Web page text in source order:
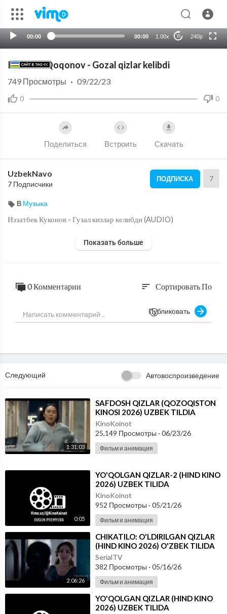
00:00 00:00 1.00x 10 240p
HD
Izzatbek Qoqonov - Gozal qizlar kelibdi
0 0
749 Просмотры · 09/22/23
Поделиться Встроить Скачать
UzbekNavo
7 Подписчики
ПОДПИСКА 7
В Музыка
⁣Иззатбек Куконов - Гузал кизлар келибди (AUDIO)
Показать больше
0 Комментарии sort Сортировать По
Публиковать
Следующий Автовоспроизведение
1:31:03
⁣SAFDOSH QIZLAR (QOZOQISTON
KINOSI 2026) UZBEK TILDIA
KinoKoinot
25,149 Просмотры · 06/23/26
Фильм и анимация
0:05
⁣YO'QOLGAN QIZLAR-2 (HIND KINO
2026) UZBEK TILIDA
KinoKoinot
952 Просмотры · 05/21/26
Фильм и анимация
2:06:26
⁣CHIKATILO: O'LDIRILGAN QIZLAR
(HIND KINO 2026) O'ZBEK TILIDA
SerialTV
382 Просмотры · 05/16/26
Фильм и анимация
⁣YO'QOLGAN QIZLAR (HIND KINO
2026) UZBEK TILIDA